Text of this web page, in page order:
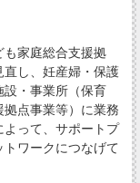
家庭総合支援拠
直し、妊産婦・保護
・事業所（保育
点事業等）に業務
って、サポートプ
ワークにつなげて